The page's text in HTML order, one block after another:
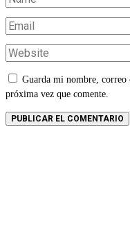
Guarda mi nombre, correo
próxima vez que comente.